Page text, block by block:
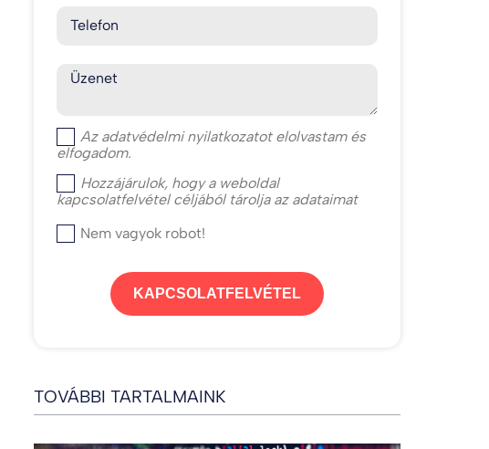
Telefon
Üzenet
Az adatvédelmi nyilatkozatot elolvastam és
elfogadom.
Hozzájárulok, hogy a weboldal
kapcsolatfelvétel céljából tárolja az adataimat
Nem vagyok robot!
KAPCSOLATFELVÉTEL
TOVÁBBI TARTALMAINK